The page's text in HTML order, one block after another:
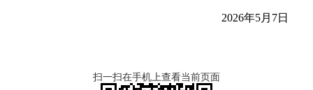
2026年5月7日
扫一扫在手机上查看当前页面